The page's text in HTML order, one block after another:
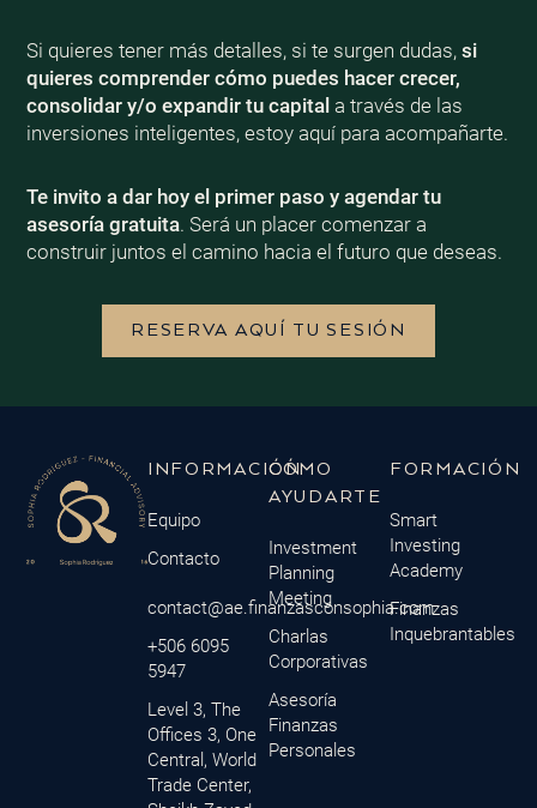
Si quieres tener más detalles, si te surgen dudas, si
quieres comprender cómo puedes hacer crecer,
consolidar y/o expandir tu capitala través de las
inversiones inteligentes, estoy aquí para acompañarte.
Te invito a dar hoy el primer paso y agendar tu
asesoría gratuita. Será un placer comenzar a
construir juntos el camino hacia el futuro que deseas.
RESERVA AQUÍ TU SESIÓN
INFORMACIÓN
Equipo
Contacto
contact@ae.finanzasconsophia.com
+506 6095
5947
Level 3, The
Offices 3, One
Central, World
Trade Center,
CÓMO
AYUDARTE
Investment
Planning
Meeting
Charlas
Corporativas
Asesoría
Finanzas
Personales
FORMACIÓN
Smart
Investing
Academy
Finanzas
Inquebrantables